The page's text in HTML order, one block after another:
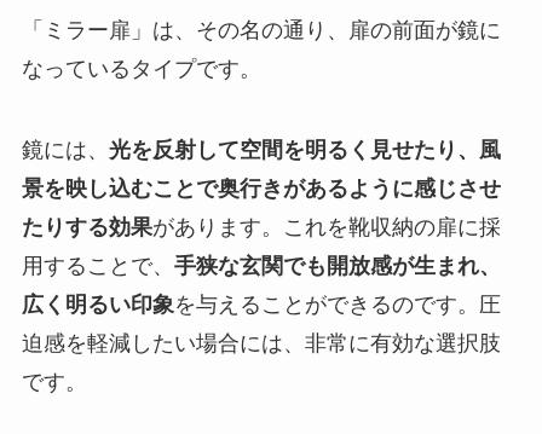
「ミラー扉」は、その名の通り、扉の前面が鏡に
なっているタイプです。
鏡には、 光を反射して空間を明るく見せたり、風
景を映し込むことで奥行きがあるように感じさせ
たりする効果があります。これを靴収納の扉に採
用することで、 手狭な玄関でも開放感が生まれ、
広く明るい印象を与えることができるのです。圧
迫感を軽減したい場合には、非常に有効な選択肢
です。